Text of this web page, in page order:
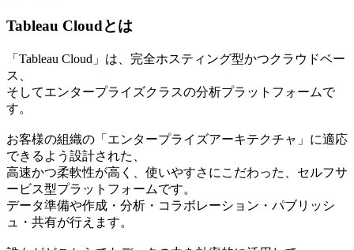
Tableau Cloudとは
「Tableau Cloud」は、完全ホスティング型かつクラウドベー
ス、
そしてエンタープライズクラスの分析プラットフォームで
す。
お客様の組織の「エンタープライズアーキテクチャ」に適応
できるよう設計された、
高速かつ柔軟性が高く、使いやすさにこだわった、セルフサ
ービス型プラットフォームです。
データ準備や作成・分析・コラボレーション・パブリッシ
ュ・共有が行えます。